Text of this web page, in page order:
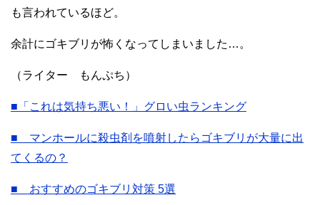
も言われているほど。
余計にゴキブリが怖くなってしまいました…。
（ライター もんぷち）
■「これは気持ち悪い！」グロい虫ランキング
■ マンホールに殺虫剤を噴射したらゴキブリが大量に出
てくるの？
■ おすすめのゴキブリ対策 5選